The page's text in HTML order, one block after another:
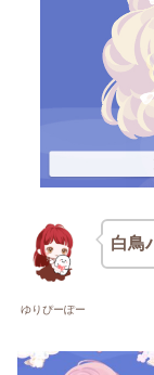
ゆりぴーぽー
白鳥